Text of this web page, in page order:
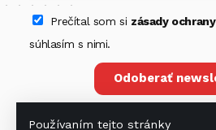
Používaním tejto stránky
Prečítal som si zásady
súhlasím s nimi.
Odoberať